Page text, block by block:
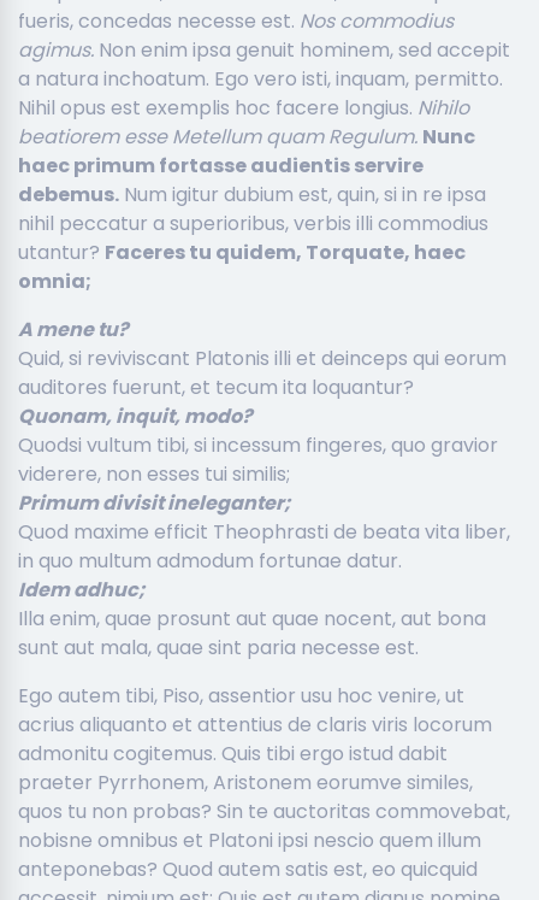
fueris, concedas necesse est. Nos commodius
agimus. Non enim ipsa genuit hominem, sed accepit
a natura inchoatum. Ego vero isti, inquam, permitto.
Nihil opus est exemplis hoc facere longius. Nihilo
beatiorem esse Metellum quam Regulum. Nunc
haec primum fortasse audientis servire
debemus. Num igitur dubium est, quin, si in re ipsa
nihil peccatur a superioribus, verbis illi commodius
utantur? Faceres tu quidem, Torquate, haec
omnia;
A mene tu?
Quid, si reviviscant Platonis illi et deinceps qui eorum
auditores fuerunt, et tecum ita loquantur?
Quonam, inquit, modo?
Quodsi vultum tibi, si incessum fingeres, quo gravior
viderere, non esses tui similis;
Primum divisit ineleganter;
Quod maxime efficit Theophrasti de beata vita liber,
in quo multum admodum fortunae datur.
Idem adhuc;
Illa enim, quae prosunt aut quae nocent, aut bona
sunt aut mala, quae sint paria necesse est.
Ego autem tibi, Piso, assentior usu hoc venire, ut
acrius aliquanto et attentius de claris viris locorum
admonitu cogitemus. Quis tibi ergo istud dabit
praeter Pyrrhonem, Aristonem eorumve similes,
quos tu non probas? Sin te auctoritas commovebat,
nobisne omnibus et Platoni ipsi nescio quem illum
anteponebas? Quod autem satis est, eo quicquid